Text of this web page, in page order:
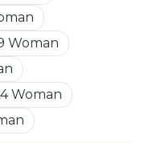
Woman
Woman